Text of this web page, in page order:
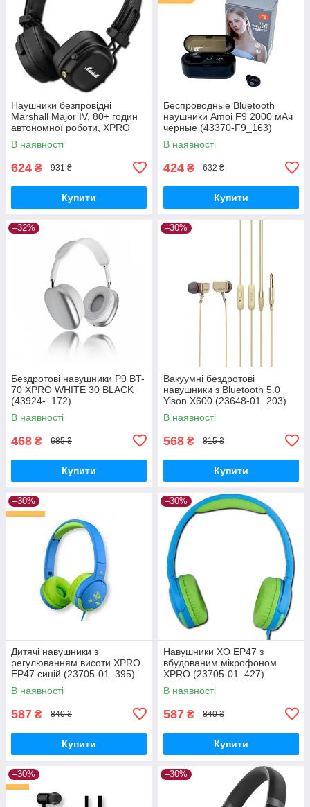
Наушники безпровідні
Marshall Major IV, 80+ годин
автономної роботи, XPRO
(44691-_291)
В наявності
624 ₴ 931 ₴
Купити
Беспроводные Bluetooth
наушники Amoi F9 2000 мАч
черные (43370-F9_163)
В наявності
424 ₴ 632 ₴
Купити
–32%
Бездротові навушники P9 BT-
70 XPRO WHITE 30 BLACK
(43924-_172)
В наявності
468 ₴ 685 ₴
Купити
–30%
Вакуумні бездротові
навушники з Bluetooth 5.0
Yison X600 (23648-01_203)
В наявності
568 ₴ 815 ₴
Купити
–30%
Дитячі навушники з
регулюванням висоти XPRO
EP47 синій (23705-01_395)
В наявності
587 ₴ 840 ₴
Купити
–30%
Навушники XO EP47 з
вбудованим мікрофоном
XPRO (23705-01_427)
В наявності
587 ₴ 840 ₴
Купити
–30% –30%